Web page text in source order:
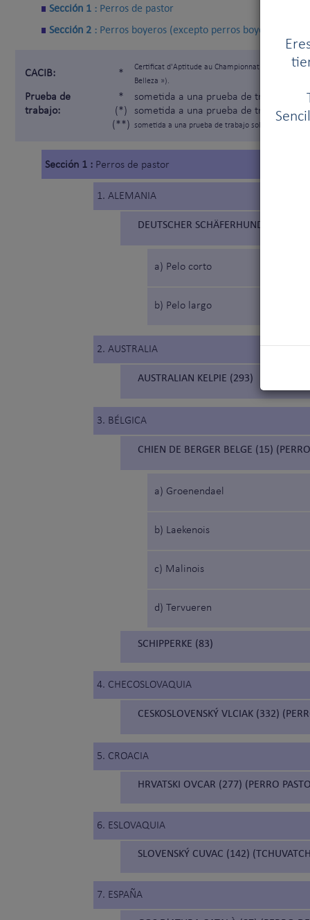
Sección 1 : Perros de pastor
Sección 2 : Perros boyeros (excepto perros boyeros suizos)
CACIB: *
Certificat d'Aptitude au Championnat International
Belleza »).
Prueba de
trabajo:
*
(*)
(**)
sometida a una prueba de trabajo
sometida a una prueba de trabajo
sometida a una prueba de trabajo solamente para
Sección 1 : Perros de pastor
1. ALEMANIA
DEUTSCHER SCHÄFERHUND (166)
a) Pelo corto
b) Pelo largo
2. AUSTRALIA
AUSTRALIAN KELPIE (293)
3. BÉLGICA
CHIEN DE BERGER BELGE (15)
a) Groenendael
b) Laekenois
c) Malinois
d) Tervueren
SCHIPPERKE (83)
4. CHECOSLOVAQUIA
CESKOSLOVENSKÝ VLCIAK (332)
5. CROACIA
HRVATSKI OVCAR (277) (PERRO
6. ESLOVAQUIA
SLOVENSKÝ CUVAC (142)
7. ESPAÑA